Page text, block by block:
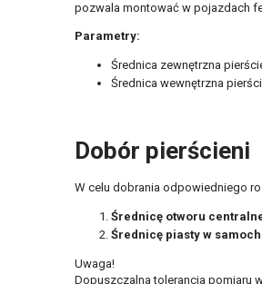
pozwala montować w pojazdach
Parametry:
Średnica zewnętrzna
Średnica wewnętrzna
Dobór pierścieni
W celu dobrania odpowiedniego
Średnicę otworu
Średnicę piasty w
Uwaga!
Dopuszczalna tolerancja pomiaru